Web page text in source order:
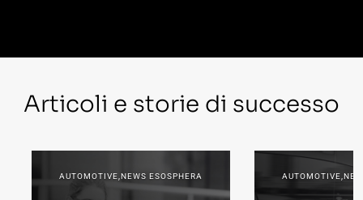
Articoli e storie di successo
AUTOMOTIVE,NEWS ESOSPHERA